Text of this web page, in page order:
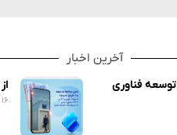
آخرین اخبار
فناوری
از
۱۶ دی ۱۴۰۴